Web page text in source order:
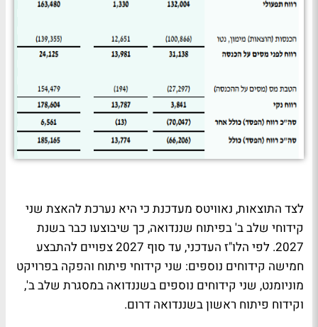
לצד התוצאות, נאוויטס מעדכנת כי היא נערכת להאצת שני
קידוחי שלב ב' בפיתוח שננדואה, כך שיבוצעו כבר בשנת
2027. לפי הלו"ז העדכני, עד סוף 2027 צפויים להתבצע
חמישה קידוחים נוספים: שני קידוחי פיתוח והפקה בפרויקט
מוניומנט, שני קידוחים נוספים בשננדואה במסגרת שלב ב',
וקידוח פיתוח ראשון בשננדואה דרום.